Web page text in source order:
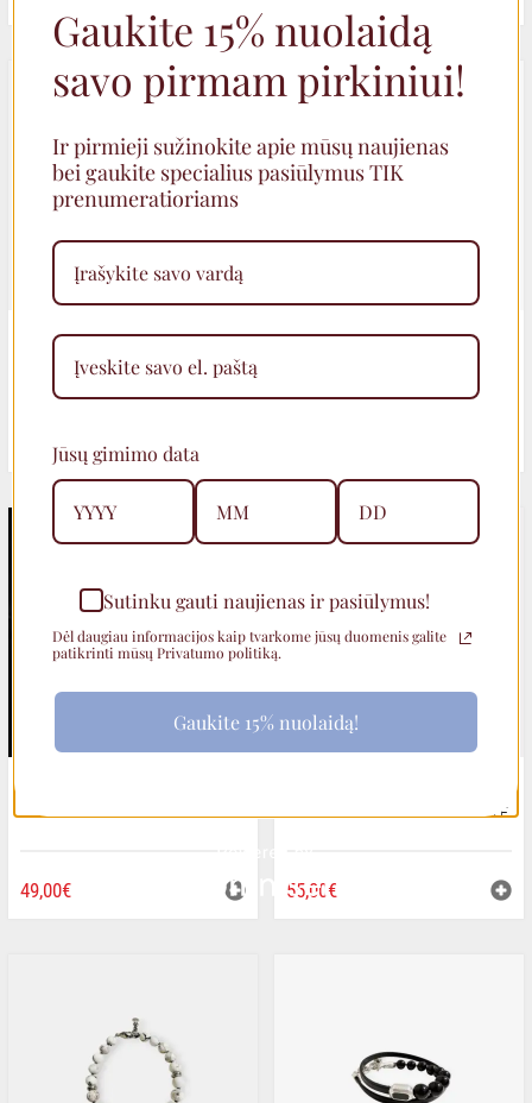
PRICE
WAS:
35,00€.
PRICE
IS:
28,00€.
JUODO MARMURO APYRANKĖ
SU MAGNETINIU UŽSEGIMU
55,00€
SPALVINGA INDIŠKO STIKLO
DVIGUBA APYRANKĖ
49,00€
IŠPARDUOTA
NATŪRALIOS ODOS APYRANKĖ
55,00€
Gaukite 15% nuolaidą
savo pirmam pirkiniui!
Ir pirmieji sužinokite apie mūsų naujienas
bei gaukite specialius pasiūlymus TIK
prenumeratioriams
Jūsų gimimo data
Sutinku gauti naujienas ir pasiūlymus!
Dėl daugiau informacijos kaip tvarkome jūsų duomenis galite
patikrinti mūsų Privatumo politiką.
Gaukite 15% nuolaidą!